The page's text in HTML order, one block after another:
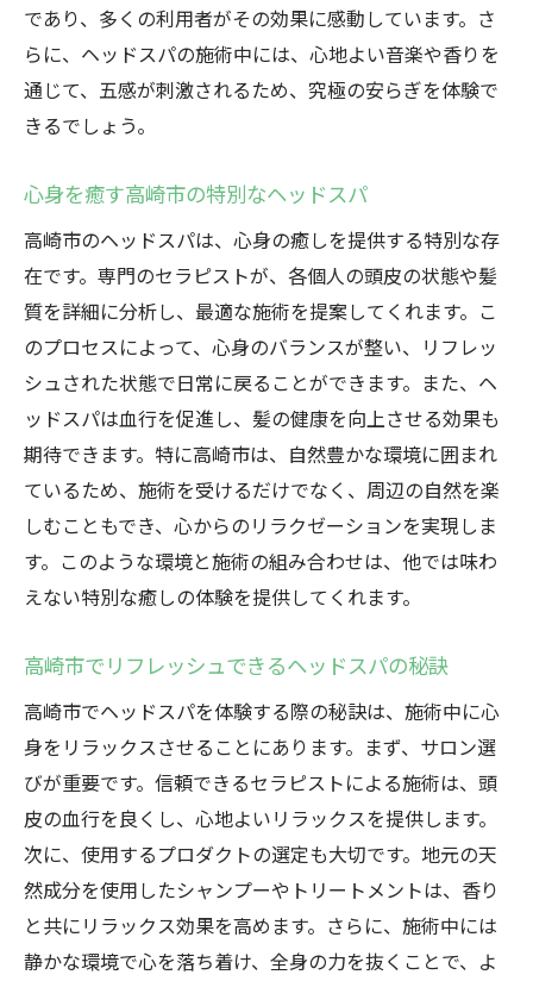
であり、多くの利用者がその効果に感動しています。さ
らに、ヘッドスパの施術中には、心地よい音楽や香りを
通じて、五感が刺激されるため、究極の安らぎを体験で
きるでしょう。
心身を癒す高崎市の特別なヘッドスパ
高崎市のヘッドスパは、心身の癒しを提供する特別な存
在です。専門のセラピストが、各個人の頭皮の状態や髪
質を詳細に分析し、最適な施術を提案してくれます。こ
のプロセスによって、心身のバランスが整い、リフレッ
シュされた状態で日常に戻ることができます。また、ヘ
ッドスパは血行を促進し、髪の健康を向上させる効果も
期待できます。特に高崎市は、自然豊かな環境に囲まれ
ているため、施術を受けるだけでなく、周辺の自然を楽
しむこともでき、心からのリラクゼーションを実現しま
す。このような環境と施術の組み合わせは、他では味わ
えない特別な癒しの体験を提供してくれます。
高崎市でリフレッシュできるヘッドスパの秘訣
高崎市でヘッドスパを体験する際の秘訣は、施術中に心
身をリラックスさせることにあります。まず、サロン選
びが重要です。信頼できるセラピストによる施術は、頭
皮の血行を良くし、心地よいリラックスを提供します。
次に、使用するプロダクトの選定も大切です。地元の天
然成分を使用したシャンプーやトリートメントは、香り
と共にリラックス効果を高めます。さらに、施術中には
静かな環境で心を落ち着け、全身の力を抜くことで、よ